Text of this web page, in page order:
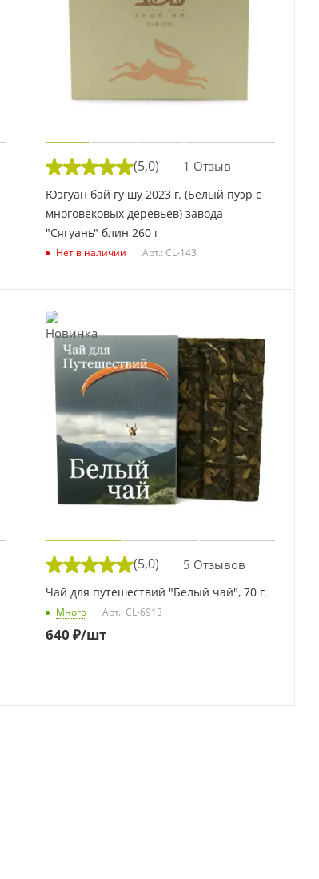
(5,0) 1 Отзыв
Юэгуан бай гу шу 2023 г. (Белый пуэр с
многовековых деревьев) завода
"Сягуань" блин 260 г
Нет в наличии Арт.: CL-143
(5,0) 5 Отзывов
Чай для путешествий "Белый чай", 70 г.
Много Арт.: CL-6913
640 ₽/шт